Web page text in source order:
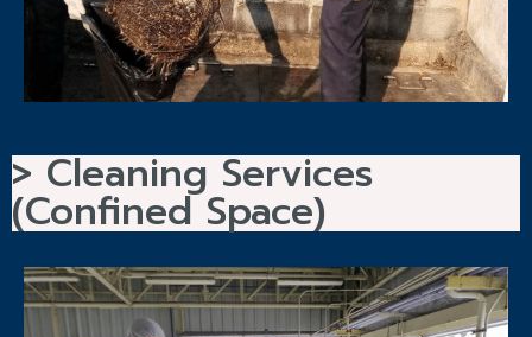
> Cleaning Services
(Confined Space)